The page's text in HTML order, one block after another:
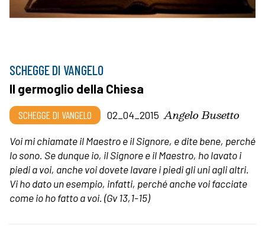
SCHEGGE DI VANGELO
Il germoglio della Chiesa
SCHEGGE DI VANGELO 02_04_2015 Angelo Busetto
Voi mi chiamate il Maestro e il Signore, e dite bene, perché
lo sono. Se dunque io, il Signore e il Maestro, ho lavato i
piedi a voi, anche voi dovete lavare i piedi gli uni agli altri.
Vi ho dato un esempio, infatti, perché anche voi facciate
come io ho fatto a voi. (Gv 13,1-15)